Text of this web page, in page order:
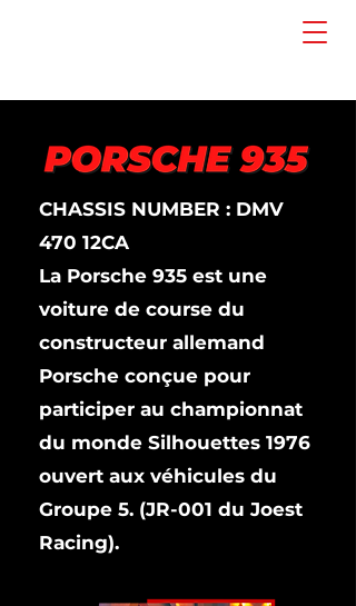
CHASSIS NUMBER : DMV
470 12CA
La Porsche 935 est une
voiture de course du
constructeur allemand
Porsche conçue pour
participer au championnat
du monde Silhouettes 1976
ouvert aux véhicules du
Groupe 5. (JR-001 du Joest
Racing).